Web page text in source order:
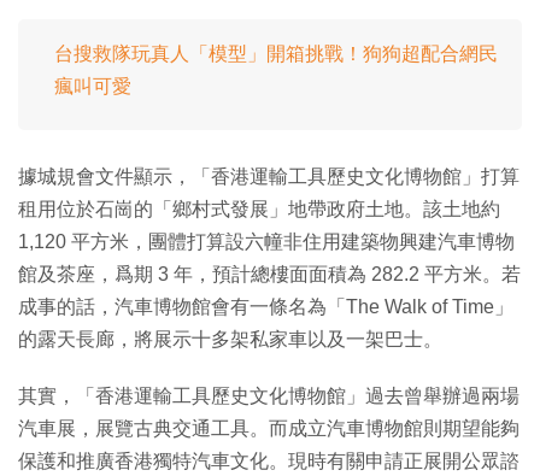
台搜救隊玩真人「模型」開箱挑戰！狗狗超配合網民
瘋叫可愛
據城規會文件顯示，「香港運輸工具歷史文化博物館」打算
租用位於石崗的「鄉村式發展」地帶政府土地。該土地約
1,120 平方米，團體打算設六幢非住用建築物興建汽車博物
館及茶座，爲期 3 年，預計總樓面面積為 282.2 平方米。若
成事的話，汽車博物館會有一條名為「The Walk of Time」
的露天長廊，將展示十多架私家車以及一架巴士。
其實，「香港運輸工具歷史文化博物館」過去曾舉辦過兩場
汽車展，展覽古典交通工具。而成立汽車博物館則期望能夠
保護和推廣香港獨特汽車文化。現時有關申請正展開公眾諮